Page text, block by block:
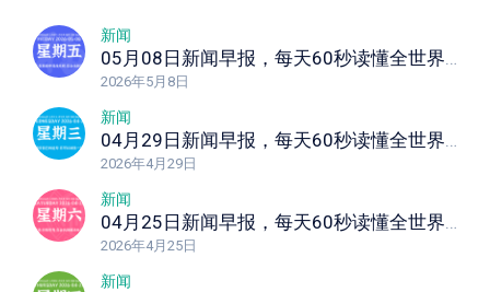
新闻
05月08日新闻早报，每天60秒读懂全世界！
2026年5月8日
新闻
04月29日新闻早报，每天60秒读懂全世界！
2026年4月29日
新闻
04月25日新闻早报，每天60秒读懂全世界！
2026年4月25日
新闻